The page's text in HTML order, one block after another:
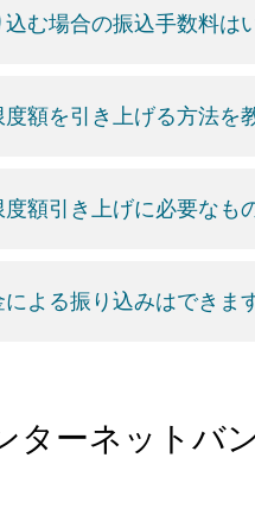
む場合の振込手数料は
額を引き上げる方法を
額引き上げに必要なも
よる振り込みはできま
ターネット